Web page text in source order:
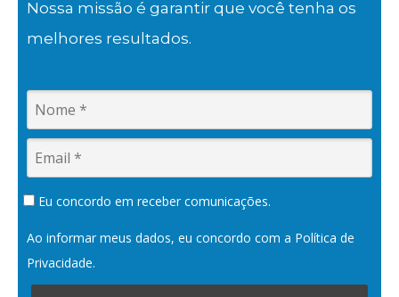
Nossa missão é garantir que você tenha os
melhores resultados.
Eu concordo em receber comunicações.
Ao informar meus dados, eu concordo com a Política de
Privacidade.